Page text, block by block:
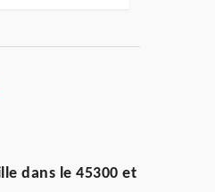
dans le 45300 et